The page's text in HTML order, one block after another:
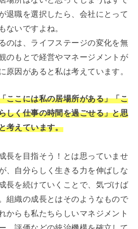
退職を選択したら、会社にとって
ないですよね。
のは、ライフステージの変化を無
のもとで経営やマネージメントが
原因があると私は考えています。
ここには私の居場所がある」「こ
しく仕事の時間を過ごせる」と思
考えています。
長を目指そう！とは思っていませ
、自分らしく生きる力を伸ばしな
長を続けていくことで、気づけば
組織の成長とはそのようなもので
からも私たちらしいマネジメント